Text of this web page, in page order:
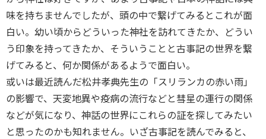
味を持ちませんでしたが、頭の中で繋げてみるとこれが面
白い。幼い頃からどういった神社を訪れてきたか、どうい
う印象を持ってきたか、そういうことと古事記の世界を繋
げてみると、何か関係があるようで面白い。
或いは最近読んだ松井孝典先生の「スリランカの赤い雨」
の影響で、天変地異や疫病の流行などと彗星の運行の関係
などが気になり、神話の世界にこれらの証を探してみたい
と思ったのかも知れません。いざ古事記を読んでみると、